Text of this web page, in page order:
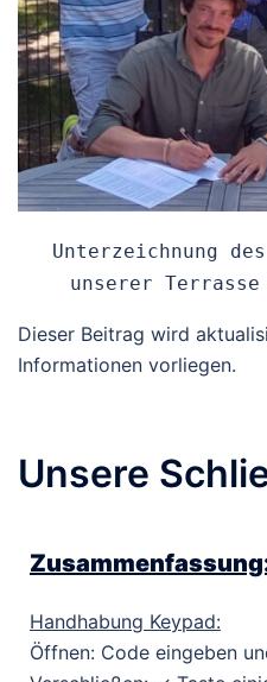
Unterzeichnung
unserer
Dieser Beitrag wird
Informationen vorliegen.
Unsere
Handhabung Keypad:
Öffnen: Code eingeben